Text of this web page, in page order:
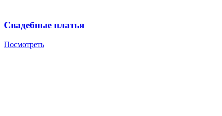
Свадебные платья
Посмотреть